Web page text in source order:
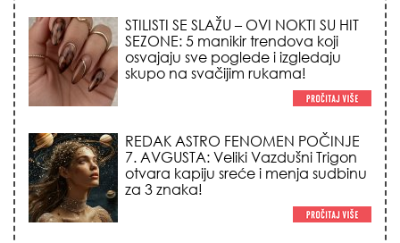
STILISTI SE SLAŽU – OVI NOKTI SU HIT
SEZONE: 5 manikir trendova koji
osvajaju sve poglede i izgledaju
skupo na svačijim rukama!
REDAK ASTRO FENOMEN POČINJE
7. AVGUSTA: Veliki Vazdušni Trigon
otvara kapiju sreće i menja sudbinu
za 3 znaka!